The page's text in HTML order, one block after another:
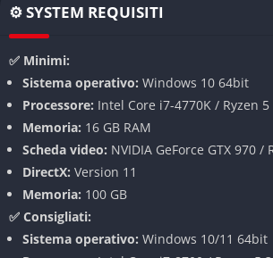
La narrazione non si affida a colpi di scena
ritmo narrativo controllato, maturo, che
silenzio, allo sguardo, al non detto. È un
cerca la spettacolarità fine a sé stessa, ma
emotivo profondo.
Un mondo crudele ma autentico
Il mondo di gioco non è solo uno sfondo.
edificio abbandonato racconta una storia. I
crollata convivono con la natura che si
sono messaggi scritti su muri, diari lasciati
⚙️ SYSTEM REQUISITI
✅ Minimi:
Sistema operativo: Windows 10 64bit
Processore: Intel Core i7-4770K / Ryzen 5
Memoria: 16 GB RAM
Scheda video: NVIDIA GeForce GTX 970 /
DirectX: Version 11
Memoria: 100 GB
✅ Consigliati:
Sistema operativo: Windows 10/11 64bit